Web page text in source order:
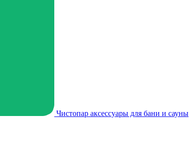
Чистопар аксессуары для бани и сауны